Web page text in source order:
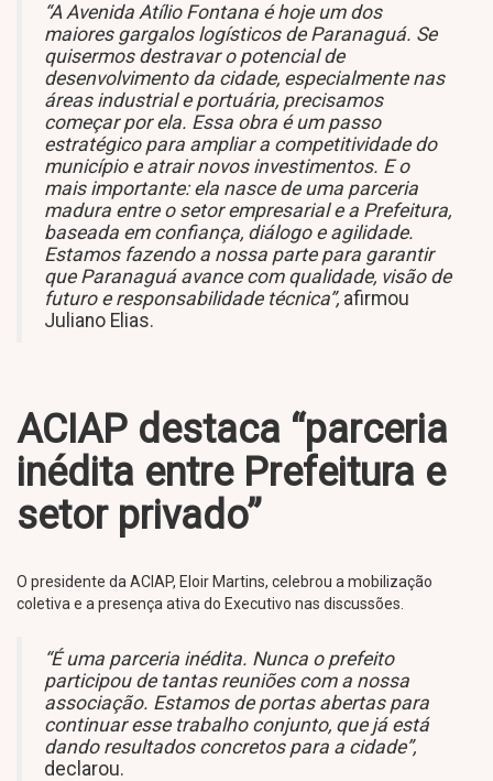
“A Avenida Atílio Fontana é hoje um dos
maiores gargalos logísticos de Paranaguá. Se
quisermos destravar o potencial de
desenvolvimento da cidade, especialmente nas
áreas industrial e portuária, precisamos
começar por ela. Essa obra é um passo
estratégico para ampliar a competitividade do
município e atrair novos investimentos. E o
mais importante: ela nasce de uma parceria
madura entre o setor empresarial e a Prefeitura,
baseada em confiança, diálogo e agilidade.
Estamos fazendo a nossa parte para garantir
que Paranaguá avance com qualidade, visão de
futuro e responsabilidade técnica”, afirmou
Juliano Elias.
ACIAP destaca “parceria
inédita entre Prefeitura e
setor privado”
O presidente da ACIAP, Eloir Martins, celebrou a mobilização
coletiva e a presença ativa do Executivo nas discussões.
“É uma parceria inédita. Nunca o prefeito
participou de tantas reuniões com a nossa
associação. Estamos de portas abertas para
continuar esse trabalho conjunto, que já está
dando resultados concretos para a cidade”,
declarou.